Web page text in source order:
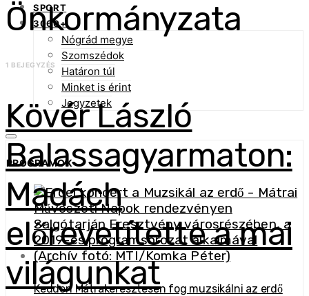
SPORT
3060+
Nógrád megye
Szomszédok
Határon túl
Minket is érint
Jegyzetek
PROGRAMOK
Kedden Mátrakeresztesen fog muzsikálni az erdő
Önkormányzata
1 BEJEGYZÉS
Kövér László
Balassagyarmaton:
Madách
előrevetítette a mai
világunkat